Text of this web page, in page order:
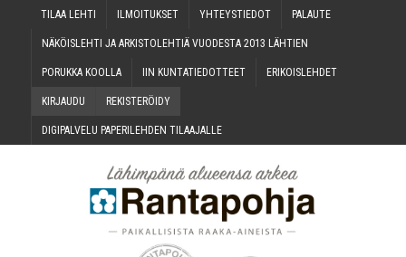
TILAA LEH­TI ILMOI­TUK­SET YHTEYS­TIE­DOT PALAU­TE
NÄKÖIS­LEH­TI JA ARKIS­TO­LEH­TIÄ VUO­DES­TA 2013 LÄHTIEN
PORUK­KA KOOLLA IIN KUN­TA­TIE­DOT­TEET ERI­KOIS­LEH­DET
KIR­JAU­DU REKIS­TE­RÖI­DY
DIGI­PAL­VE­LU PAPE­RI­LEH­DEN TILAAJALLE